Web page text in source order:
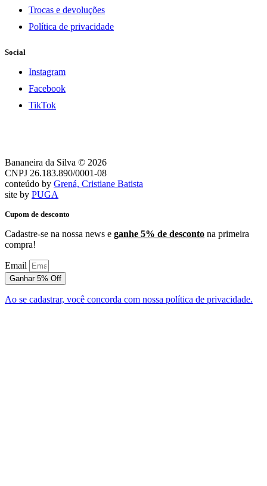
Trocas e devoluções
Política de privacidade
Social
Instagram
Facebook
TikTok
Bananeira da Silva © 2026
CNPJ 26.183.890/0001-08
conteúdo by Grená, Cristiane Batista
site by PUGA
Cupom de desconto
Cadastre-se na nossa news e ganhe 5% de desconto na primeira
compra!
Email
Ganhar 5% Off
Ao se cadastrar, você concorda com nossa política de privacidade.